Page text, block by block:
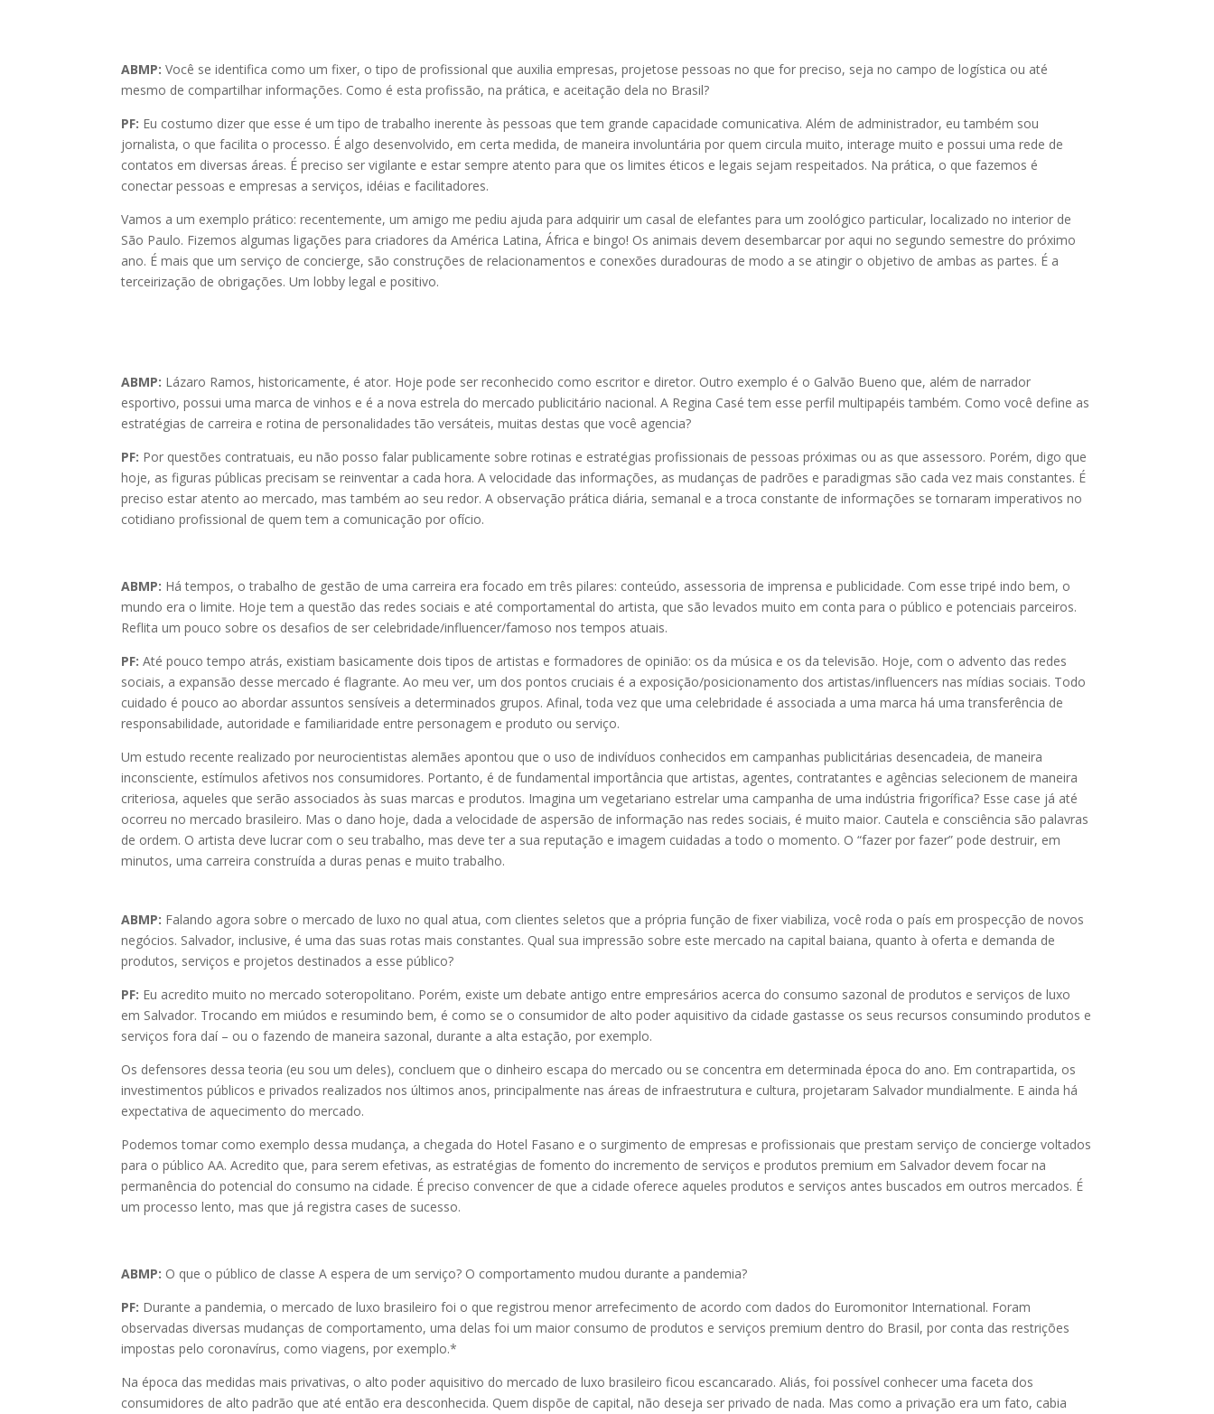
ABMP:Você se identifica como um fixer, o tipo de profissional que auxilia empresas, projetose pessoas no que for preciso, seja no campo de logística ou até
mesmo de compartilhar informações. Como é esta profissão, na prática, e aceitação dela no Brasil?
PF: Eu costumo dizer que esse é um tipo de trabalho inerente às pessoas que tem grande capacidade comunicativa. Além de administrador, eu também sou
jornalista, o que facilita o processo. É algo desenvolvido, em certa medida, de maneira involuntária por quem circula muito, interage muito e possui uma rede de
contatos em diversas áreas. É preciso ser vigilante e estar sempre atento para que os limites éticos e legais sejam respeitados. Na prática, o que fazemos é
conectar pessoas e empresas a serviços, idéias e facilitadores.
Vamos a um exemplo prático: recentemente, um amigo me pediu ajuda para adquirir um casal de elefantes para um zoológico particular, localizado no interior de
São Paulo. Fizemos algumas ligações para criadores da América Latina, África e bingo! Os animais devem desembarcar por aqui no segundo semestre do próximo
ano. É mais que um serviço de concierge, são construções de relacionamentos e conexões duradouras de modo a se atingir o objetivo de ambas as partes. É a
terceirização de obrigações. Um lobby legal e positivo.
ABMP: Lázaro Ramos, historicamente, é ator. Hoje pode ser reconhecido como escritor e diretor. Outro exemplo é o Galvão Bueno que, além de narrador
esportivo, possui uma marca de vinhos e é a nova estrela do mercado publicitário nacional. A Regina Casé tem esse perfil multipapéis também. Como você define as
estratégias de carreira e rotina de personalidades tão versáteis, muitas destas que você agencia?
PF: Por questões contratuais, eu não posso falar publicamente sobre rotinas e estratégias profissionais de pessoas próximas ou as que assessoro. Porém, digo que
hoje, as figuras públicas precisam se reinventar a cada hora. A velocidade das informações, as mudanças de padrões e paradigmas são cada vez mais constantes. É
preciso estar atento ao mercado, mas também ao seu redor. A observação prática diária, semanal e a troca constante de informações se tornaram imperativos no
cotidiano profissional de quem tem a comunicação por ofício.
ABMP: Há tempos, o trabalho de gestão de uma carreira era focado em três pilares: conteúdo, assessoria de imprensa e publicidade. Com esse tripé indo bem, o
mundo era o limite. Hoje tem a questão das redes sociais e até comportamental do artista, que são levados muito em conta para o público e potenciais parceiros.
Reflita um pouco sobre os desafios de ser celebridade/influencer/famoso nos tempos atuais.
PF:Até pouco tempo atrás, existiam basicamente dois tipos de artistas e formadores de opinião: os da música e os da televisão. Hoje, com o advento das redes
sociais, a expansão desse mercado é flagrante. Ao meu ver, um dos pontos cruciais é a exposição/posicionamento dos artistas/influencers nas mídias sociais. Todo
cuidado é pouco ao abordar assuntos sensíveis a determinados grupos. Afinal, toda vez que uma celebridade é associada a uma marca há uma transferência de
responsabilidade, autoridade e familiaridade entre personagem e produto ou serviço.
Um estudo recente realizado por neurocientistas alemães apontou que o uso de indivíduos conhecidos em campanhas publicitárias desencadeia, de maneira
inconsciente, estímulos afetivos nos consumidores. Portanto, é de fundamental importância que artistas, agentes, contratantes e agências selecionem de maneira
criteriosa, aqueles que serão associados às suas marcas e produtos. Imagina um vegetariano estrelar uma campanha de uma indústria frigorífica? Esse case já até
ocorreu no mercado brasileiro. Mas o dano hoje, dada a velocidade de aspersão de informação nas redes sociais, é muito maior. Cautela e consciência são palavras
de ordem. O artista deve lucrar com o seu trabalho, mas deve ter a sua reputação e imagem cuidadas a todo o momento. O “fazer por fazer” pode destruir, em
minutos, uma carreira construída a duras penas e muito trabalho.
ABMP: Falando agora sobre o mercado de luxo no qual atua, com clientes seletos que a própria função de fixer viabiliza, você roda o país em prospecção de novos
negócios. Salvador, inclusive, é uma das suas rotas mais constantes. Qual sua impressão sobre este mercado na capital baiana, quanto à oferta e demanda de
produtos, serviços e projetos destinados a esse público?
PF: Eu acredito muito no mercado soteropolitano. Porém, existe um debate antigo entre empresários acerca do consumo sazonal de produtos e serviços de luxo
em Salvador. Trocando em miúdos e resumindo bem, é como se o consumidor de alto poder aquisitivo da cidade gastasse os seus recursos consumindo produtos e
serviços fora daí – ou o fazendo de maneira sazonal, durante a alta estação, por exemplo.
Os defensores dessa teoria (eu sou um deles), concluem que o dinheiro escapa do mercado ou se concentra em determinada época do ano. Em contrapartida, os
investimentos públicos e privados realizados nos últimos anos, principalmente nas áreas de infraestrutura e cultura, projetaram Salvador mundialmente. E ainda há
expectativa de aquecimento do mercado.
Podemos tomar como exemplo dessa mudança, a chegada do Hotel Fasano e o surgimento de empresas e profissionais que prestam serviço de concierge voltados
para o público AA. Acredito que, para serem efetivas, as estratégias de fomento do incremento de serviços e produtos premium em Salvador devem focar na
permanência do potencial do consumo na cidade. É preciso convencer de que a cidade oferece aqueles produtos e serviços antes buscados em outros mercados. É
um processo lento, mas que já registra cases de sucesso.
ABMP: O que o público de classe A espera de um serviço? O comportamento mudou durante a pandemia?
PF: Durante a pandemia, o mercado de luxo brasileiro foi o que registrou menor arrefecimento de acordo com dados do Euromonitor International. Foram
observadas diversas mudanças de comportamento, uma delas foi um maior consumo de produtos e serviços premium dentro do Brasil, por conta das restrições
impostas pelo coronavírus, como viagens, por exemplo.*
Na época das medidas mais privativas, o alto poder aquisitivo do mercado de luxo brasileiro ficou escancarado. Aliás, foi possível conhecer uma faceta dos
consumidores de alto padrão que até então era desconhecida. Quem dispõe de capital, não deseja ser privado de nada. Mas como a privação era um fato, cabia